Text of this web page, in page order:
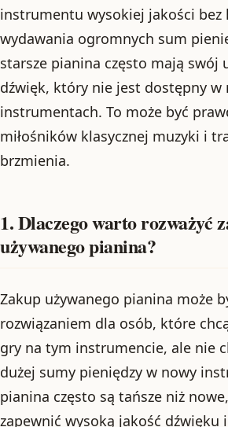
instrumentu wysokiej jakości bez
wydawania ogromnych sum
starsze pianina często mają swój
dźwięk, który nie jest dostępny w
instrumentach. To może być
miłośników klasycznej muzyki i
brzmienia.
1. Dlaczego warto rozważyć
używanego pianina?
Zakup używanego pianina może
rozwiązaniem dla osób, które
gry na tym instrumencie, ale nie
dużej sumy pieniędzy w nowy
pianina często są tańsze niż
zapewnić wysoką jakość dźwięku